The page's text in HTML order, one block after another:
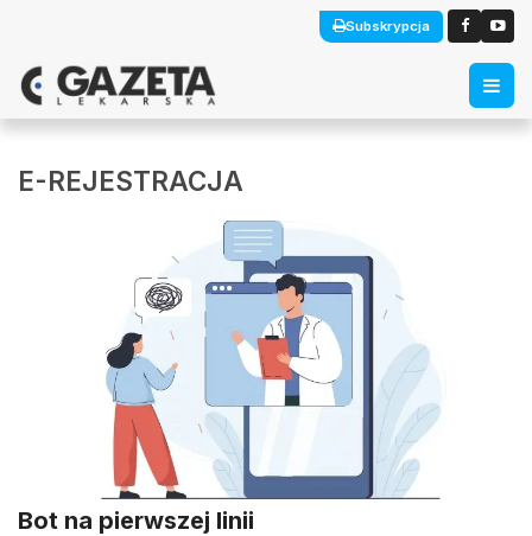
Subskrypcja
E-REJESTRACJA
Bot na pierwszej linii